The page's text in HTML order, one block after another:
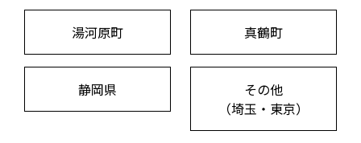
湯河原町 真鶴町
静岡県
その他
（埼玉・東京）